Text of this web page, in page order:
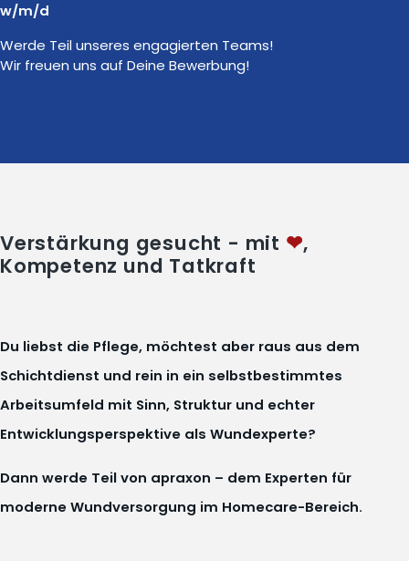
w/m/d
Werde Teil unseres engagierten Teams!
Wir freuen uns auf Deine Bewerbung!
Verstärkung gesucht - mit ❤,
Kompetenz und Tatkraft
Du liebst die Pflege, möchtest aber raus aus dem
Schichtdienst und rein in ein selbstbestimmtes
Arbeitsumfeld mit Sinn, Struktur und echter
Entwicklungsperspektive als Wundexperte?
Dann werde Teil von apraxon – dem Experten für
moderne Wundversorgung im Homecare-Bereich.